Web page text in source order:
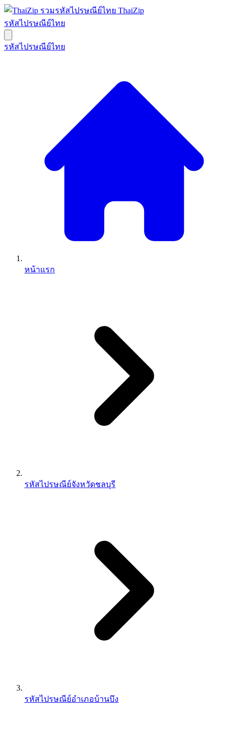
ThaiZip
รหัสไปรษณีย์ไทย
รหัสไปรษณีย์ไทย
หน้าแรก
รหัสไปรษณีย์จังหวัดชลบุรี
รหัสไปรษณีย์อำเภอบ้านบึง